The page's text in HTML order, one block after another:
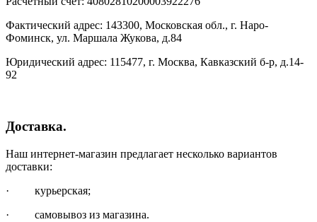
Фактический адрес: 143300, Московская обл., г. Наро-
Фоминск, ул. Маршала Жукова, д.84
Юридический адрес: 115477, г. Москва, Кавказский б-р, д.14-
92
Доставка.
Наш интернет-магазин предлагает несколько вариантов
доставки:
· курьерская;
· самовывоз из магазина.